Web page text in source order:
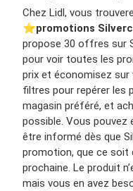
Chez Lidl, vous
⭐️promotions
propose 30 offres sur
pour voir toutes les
prix et économisez sur
filtres pour repérer les
magasin préféré, et
possible. Vous pouvez
être informé dès que
promotion, que ce soit
prochaine. Le produit
mais vous en avez